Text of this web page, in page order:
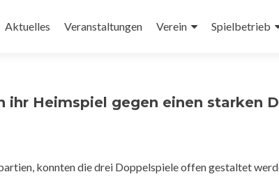
Aktuelles Veranstaltungen Verein Spielbetrieb
ihr Heimspiel gegen einen starken
konnten die drei Doppelspiele offen gestaltet